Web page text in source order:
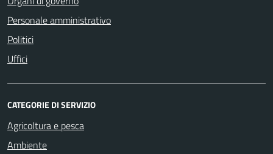
Personale amministrativo
Politici
Uffici
CATEGORIE DI SERVIZIO
Agricoltura e pesca
Ambiente